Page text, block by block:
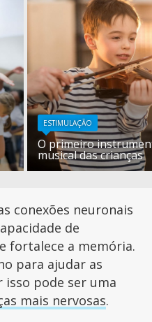
ESTIMULAÇÃO
O primeiro
musical das crianças
conexões neuronais
de
fortalece a memória.
para ajudar as
isso pode ser uma
mais nervosas.